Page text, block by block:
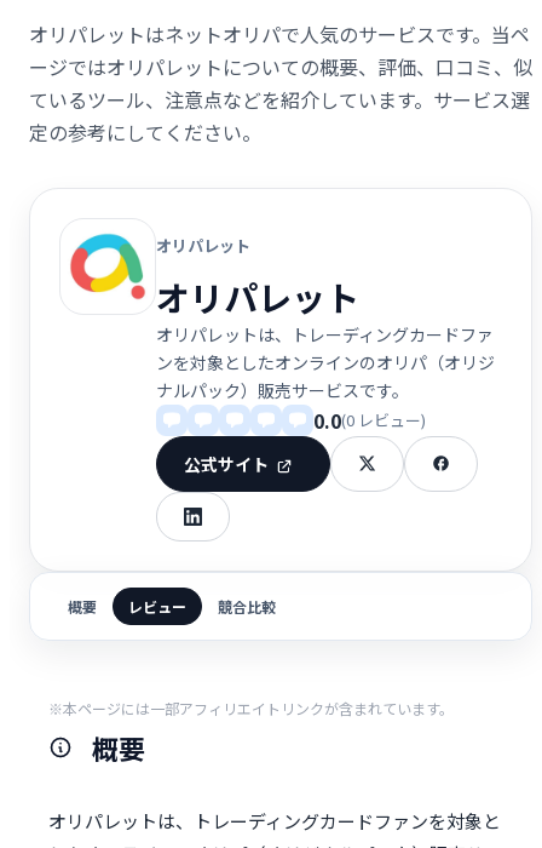
オリパレットはネットオリパで人気のサービスです。当ペ
ージではオリパレットについての概要、評価、口コミ、似
ているツール、注意点などを紹介しています。サービス選
定の参考にしてください。
オリパレット
オリパレット
オリパレットは、トレーディングカードファ
ンを対象としたオンラインのオリパ（オリジ
ナルパック）販売サービスです。
0.0(0 レビュー)
公式サイト
概要 レビュー 競合比較
※本ページには一部アフィリエイトリンクが含まれています。
概要
オリパレットは、トレーディングカードファンを対象と